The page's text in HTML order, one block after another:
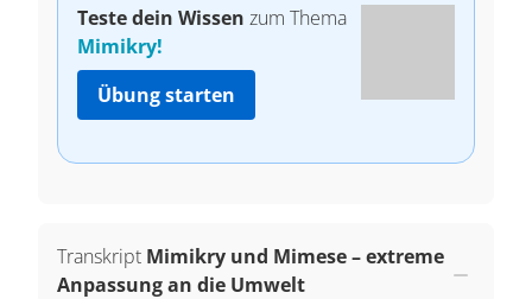
Teste dein Wissen zum Thema
Mimikry!
Übung starten
Transkript Mimikry und Mimese – extreme
Anpassung an die Umwelt